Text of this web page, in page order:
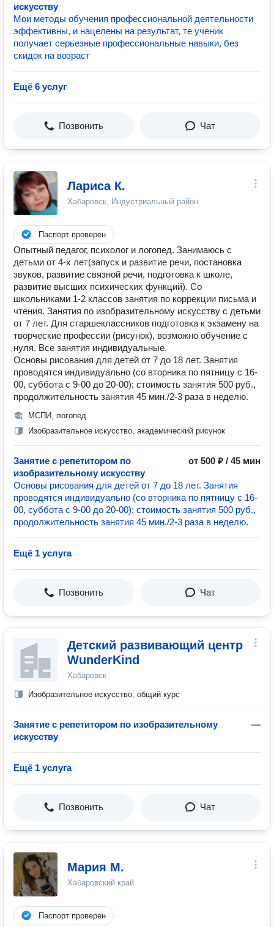
искусству
Мои методы обучения профессиональной деятельности
эффективны, и нацелены на результат, те ученик
получает серьезные профессиональные навыки, без
скидок на возраст
Ещё 6 услуг
Позвонить Чат
Лариса К.
Хабаровск, Индустриальный район
Паспорт проверен
Опытный педагог, психолог и логопед. Занимаюсь с
детьми от 4-х лет(запуск и развитие речи, постановка
звуков, развитие связной речи, подготовка к школе,
развитие высших психических функций). Со
школьниками 1-2 классов занятия по коррекции письма и
чтения. Занятия по изобразительному искусству с детьми
от 7 лет. Для старшеклассников подготовка к экзамену на
творческие профессии (рисунок), возможно обучение с
нуля. Все занятия индивидуальные.
Основы рисования для детей от 7 до 18 лет. Занятия
проводятся индивидуально (со вторника по пятницу с 16-
00, суббота с 9-00 до 20-00); стоимость занятия 500 руб.,
продолжительность занятия 45 мин./2-3 раза в неделю.
МСПИ, логопед
Изобразительное искусство, академический рисунок
Занятие с репетитором по
изобразительному искусству
от 500 ₽ / 45 мин
Основы рисования для детей от 7 до 18 лет. Занятия
проводятся индивидуально (со вторника по пятницу с 16-
00, суббота с 9-00 до 20-00); стоимость занятия 500 руб.,
продолжительность занятия 45 мин./2-3 раза в неделю.
Ещё 1 услуга
Позвонить Чат
Детский развивающий центр
WunderKind
Хабаровск
Изобразительное искусство, общий курс
Занятие с репетитором по изобразительному
искусству
—
Ещё 1 услуга
Позвонить Чат
Мария М.
Хабаровский край
Паспорт проверен